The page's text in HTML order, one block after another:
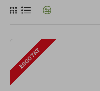
amb criteri. La nostra
pensada per a
estalviar temps i tenir
fresques, saboroses i
ESGOTAT